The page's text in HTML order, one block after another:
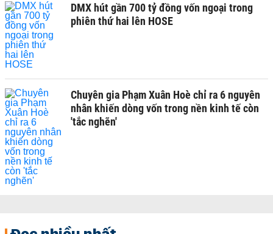
DMX hút gần 700 tỷ đồng vốn ngoại trong
phiên thứ hai lên HOSE
Chuyên gia Phạm Xuân Hoè chỉ ra 6 nguyên
nhân khiến dòng vốn trong nền kinh tế còn
'tắc nghẽn'